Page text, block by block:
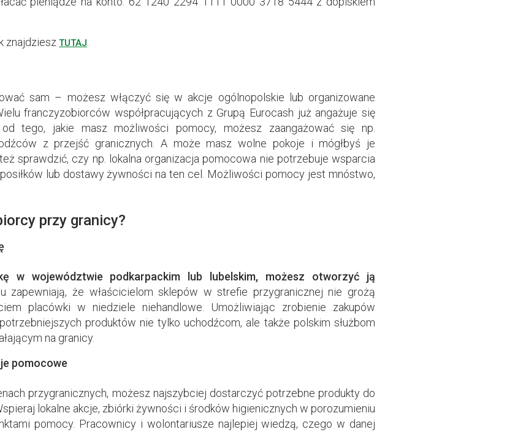
znajdziesz TUTAJ
sam – możesz włączyć się w akcje ogólnopolskie lub organizowane
franczyzobiorców współpracujących z Grupą Eurocash już angażuje się
tego, jakie masz możliwości pomocy, możesz zaangażować się np.
z przejść granicznych. A może masz wolne pokoje i mógłbyś je
sprawdzić, czy np. lokalna organizacja pomocowa nie potrzebuje wsparcia
lub dostawy żywności na ten cel. Możliwości pomocy jest mnóstwo,
przy granicy?
w województwie podkarpackim lub lubelskim, możesz otworzyć ją
zapewniają, że właścicielom sklepów w strefie przygranicznej nie grożą
placówki w niedziele niehandlowe. Umożliwiając zrobienie zakupów
produktów nie tylko uchodźcom, ale także polskim służbom
na granicy.
pomocowe
przygranicznych, możesz najszybciej dostarczyć potrzebne produkty do
lokalne akcje, zbiórki żywności i środków higienicznych w porozumieniu
pomocy. Pracownicy i wolontariusze najlepiej wiedzą, czego w danej